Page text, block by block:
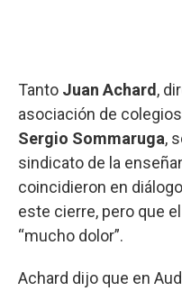
Tanto Juan Achard ,
asociación de
Sergio Sommaruga,
sindicato de la
coincidieron en
este cierre, pero que
“mucho dolor”.
Achard dijo que en